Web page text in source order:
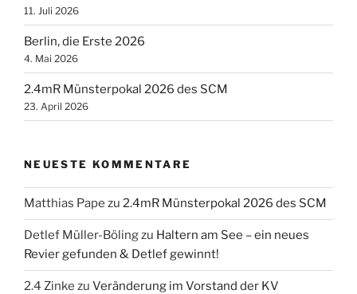
11. Juli 2026
Berlin, die Erste 2026
4. Mai 2026
2.4mR Münsterpokal 2026 des SCM
23. April 2026
NEUESTE KOMMENTARE
Matthias Pape zu 2.4mR Münsterpokal 2026 des SCM
Detlef Müller-Bölingzu Haltern am See – ein neues
Revier gefunden & Detlef gewinnt!
2.4 Zinke zu Veränderung im Vorstand der KV